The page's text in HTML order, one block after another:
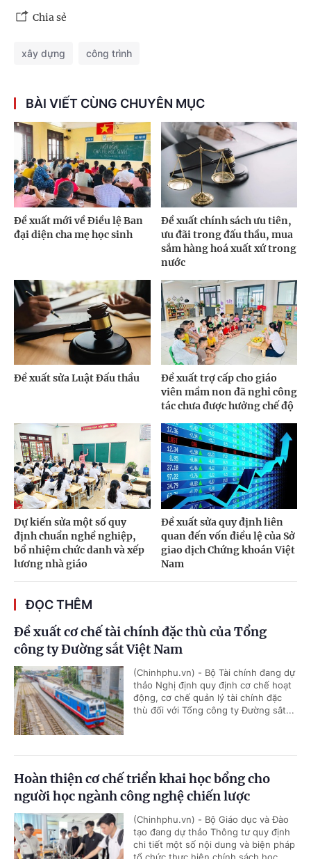
Chia sẻ
xây dựng công trình
BÀI VIẾT CÙNG CHUYÊN MỤC
Đề xuất mới về Điều lệ Ban
đại diện cha mẹ học sinh
Đề xuất chính sách ưu tiên,
ưu đãi trong đấu thầu, mua
sắm hàng hoá xuất xứ trong
nước
Đề xuất sửa Luật Đấu thầu
Đề xuất trợ cấp cho giáo
viên mầm non đã nghỉ công
tác chưa được hưởng chế độ
Dự kiến sửa một số quy
định chuẩn nghề nghiệp,
bổ nhiệm chức danh và xếp
lương nhà giáo
Đề xuất sửa quy định liên
quan đến vốn điều lệ của Sở
giao dịch Chứng khoán Việt
Nam
ĐỌC THÊM
Đề xuất cơ chế tài chính đặc thù của Tổng
công ty Đường sắt Việt Nam
(Chinhphu.vn) - Bộ Tài chính đang dự
thảo Nghị định quy định cơ chế hoạt
động, cơ chế quản lý tài chính đặc
thù đối với Tổng công ty Đường sắt...
Hoàn thiện cơ chế triển khai học bổng cho
người học ngành công nghệ chiến lược
(Chinhphu.vn) - Bộ Giáo dục và Đào
tạo đang dự thảo Thông tư quy định
chi tiết một số nội dung và biện pháp